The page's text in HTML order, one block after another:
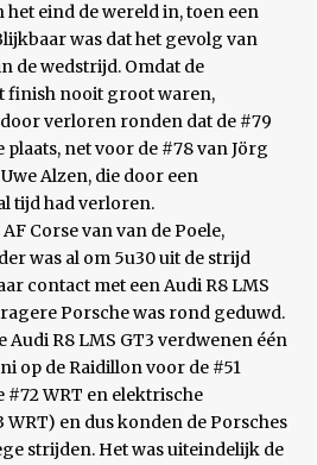
eind de wereld in, toen een
was dat het gevolg van
de wedstrijd. Omdat de
finish nooit groot waren,
verloren ronden dat de #79
net voor de #78 van Jörg
Alzen, die door een
tijd had verloren.
Corse van van de Poele,
was al om 5u30 uit de strijd
contact met een Audi R8 LMS
Porsche was rond geduwd.
Audi R8 LMS GT3 verdwenen één
op de Raidillon voor de #51
WRT en elektrische
en dus konden de Porsches
strijden. Het was uiteindelijk de